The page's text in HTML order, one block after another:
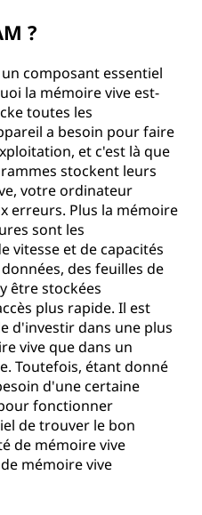
?
composant essentiel
la mémoire vive est-
toutes les
a besoin pour faire
et c'est là que
stockent leurs
votre ordinateur
erreurs. Plus la mémoire
sont les
vitesse et de capacités
des feuilles de
être stockées
plus rapide. Il est
d'investir dans une plus
vive que dans un
Toutefois, étant donné
d'une certaine
fonctionner
de trouver le bon
de mémoire vive
mémoire vive